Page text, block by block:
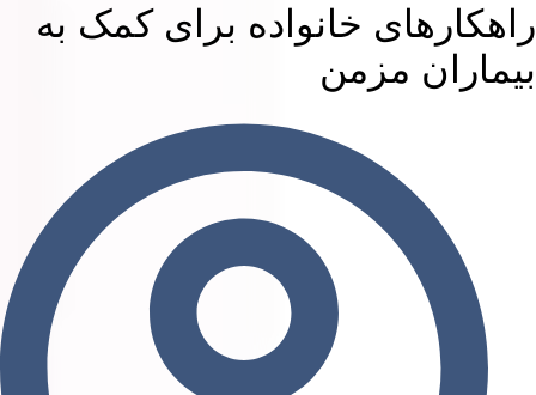
خانواده‌ برای کمک به
مزمن